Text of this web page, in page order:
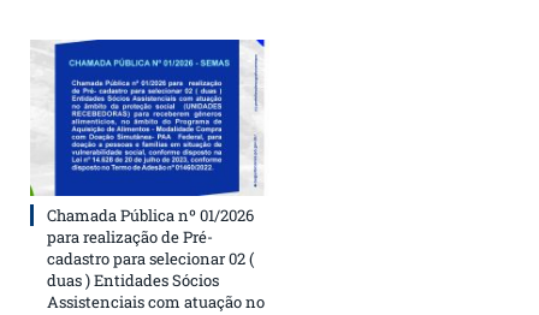
Chamada Pública nº 01/2026
para realização de Pré-
cadastro para selecionar 02 (
duas ) Entidades Sócios
Assistenciais com atuação no